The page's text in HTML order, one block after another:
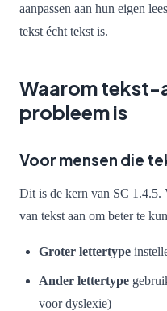
aanpassen aan hun eigen
tekst écht tekst is.
Waarom tekst-
probleem is
Voor mensen die
Dit is de kern van SC 1.4.5.
van tekst aan om beter te
Groter lettertype
Ander lettertype
voor dyslexie)